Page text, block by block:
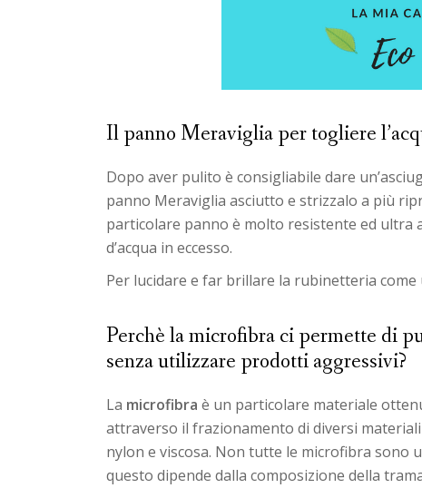
Il panno Meraviglia per togliere
Dopo aver pulito è consigliabile dare
panno Meraviglia asciutto e strizzalo a più
particolare panno è molto resistente ed ultra
d’acqua in eccesso.
Per lucidare e far brillare la rubinetteria
Perchè la microfibra ci permette di
senza utilizzare prodotti aggressivi?
La microfibra è un particolare materiale
attraverso il frazionamento di diversi materiali
nylon e viscosa. Non tutte le microfibra sono
questo dipende dalla composizione della